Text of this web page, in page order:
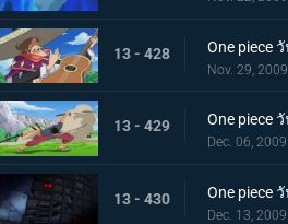
13 - 428
Nov. 29, 2009
13 - 429
Dec. 06, 2009
13 - 430
Dec. 13, 2009